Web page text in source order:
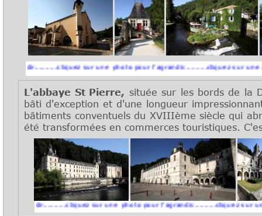
sur une photo pour l'agrandir..........cliquez sur une photo
L'abbaye St Pierre, située sur les bords de la
bâti d'exception et d'une longueur
bâtiments conventuels du XVIIIème siècle qui
été transformées en commerces touristiques.
sur une photo pour l'agrandir..........cliquez sur une